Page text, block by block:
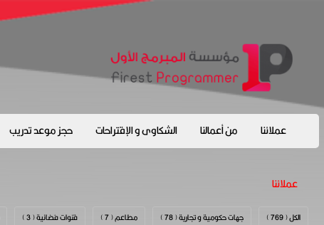
عملائنا من أعمالنا الشكاوى و الإقتراحات حجز موعد تدريب
عملائنا
الكل ( 769 ) جهات حكومية و تجارية ( 78 ) مطاعم ( 7 ) قنوات فضائية ( 3 )